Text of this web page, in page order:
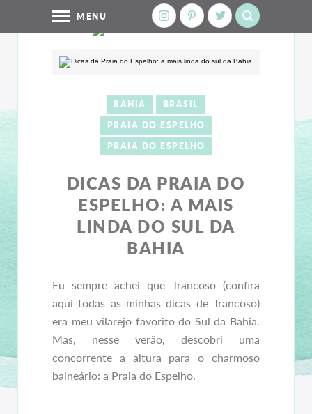
MENU
BAHIA
BRASIL
PRAIA DO ESPELHO
PRAIA DO ESPELHO
DICAS DA PRAIA DO
ESPELHO: A MAIS
LINDA DO SUL DA
BAHIA
Eu sempre achei que Trancoso (confira
aqui todas as minhas dicas de Trancoso)
era meu vilarejo favorito do Sul da Bahia.
Mas, nesse verão, descobri uma
concorrente a altura para o charmoso
balneário: a Praia do Espelho.